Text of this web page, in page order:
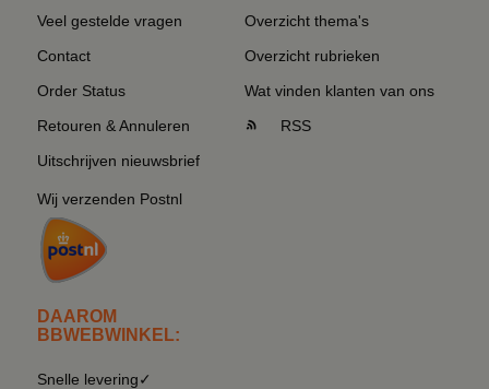
Veel gestelde vragen
Contact
Order Status
Retouren & Annuleren
Uitschrijven nieuwsbrief
Wij verzenden Postnl
DAAROM
BBWEBWINKEL:
Snelle levering✓
Overzicht thema's
Overzicht rubrieken
Wat vinden klanten van ons
RSS